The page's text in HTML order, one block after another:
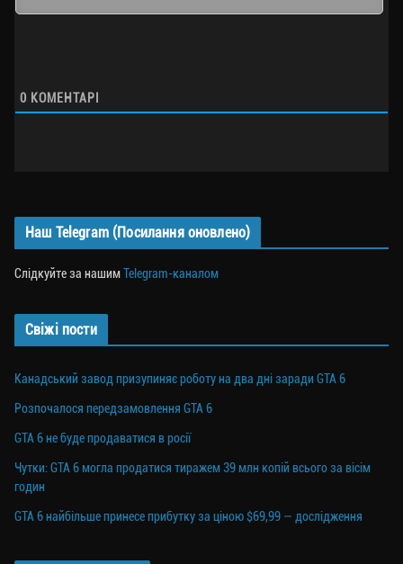
0 КОМЕНТАРІ
Наш Telegram (Посилання оновлено)
Слідкуйте за нашимTelegram-каналом
Свіжі пости
Канадський завод призупиняє роботу на два дні заради GTA 6
Розпочалося передзамовлення GTA 6
GTA 6 не буде продаватися в росії
Чутки: GTA 6 могла продатися тиражем 39 млн копій всього за вісім
годин
GTA 6 найбільше принесе прибутку за ціною $69,99 — дослідження